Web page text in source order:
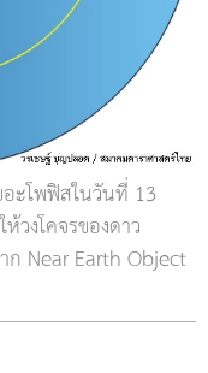
ะโพฟิสในวันที่ 13
วงโคจรของดาว
ก Near Earth Object